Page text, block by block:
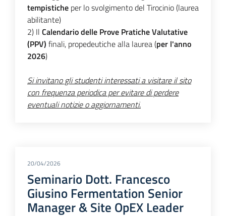
tempistiche per lo svolgimento del Tirocinio (laurea
abilitante)
2) Il Calendario delle Prove Pratiche Valutative
(PPV) finali, propedeutiche alla laurea (per l'anno
2026)
Si invitano gli studenti interessati a visitare il sito
con frequenza periodica per evitare di perdere
eventuali notizie o aggiornamenti.
20/04/2026
Seminario Dott. Francesco
Giusino Fermentation Senior
Manager & Site OpEX Leader